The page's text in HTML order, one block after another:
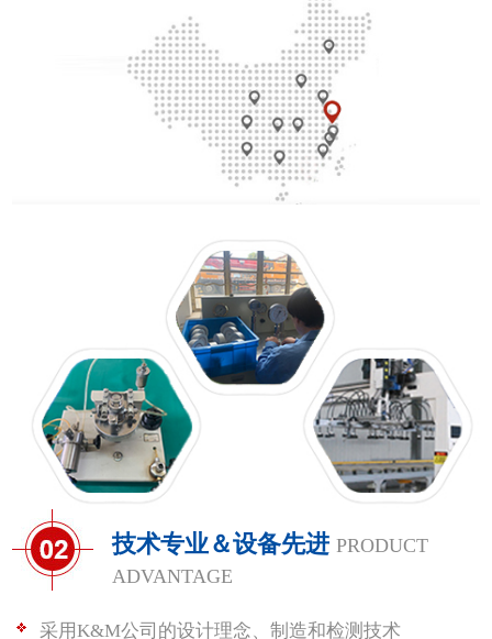
技术专业＆设备先进 PRODUCT
ADVANTAGE
采用K&M公司的设计理念、制造和检测技术